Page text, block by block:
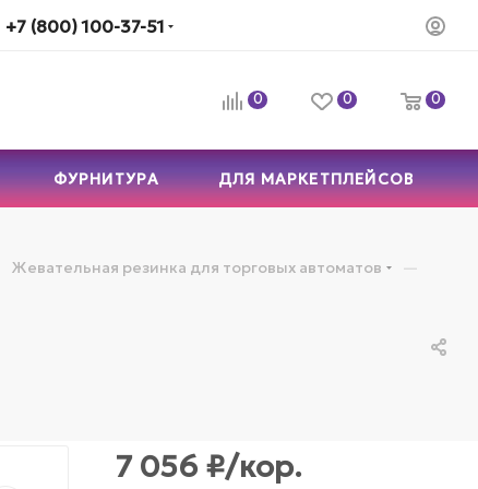
+7 (800) 100-37-51
0 0 0
ФУРНИТУРА ДЛЯ МАРКЕТПЛЕЙСОВ
Жевательная резинка для торговых автоматов —
7 056 ₽/кор.